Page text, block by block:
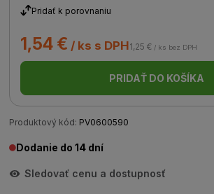
Pridať k porovnaniu
1,54 € / ks s DPH1,25 € / ks bez DPH
PRIDAŤ DO KOŠÍKA
Produktový kód: PV0600590
Dodanie do 14 dní
Sledovať cenu a dostupnosť